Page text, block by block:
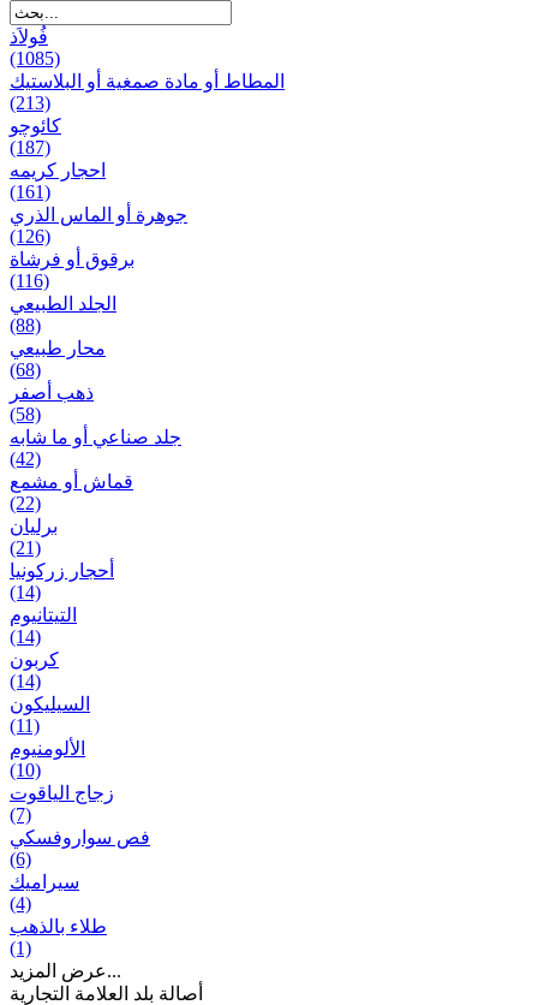
فُولاَذ
(1085)
المطاط أو مادة صمغية أو البلاستيك
(213)
کائوچو
(187)
احجار کریمه
(161)
جوهرة أو الماس الذري
(126)
برقوق أو فرشاة
(116)
الجلد الطبيعي
(88)
محار طبيعي
(68)
ذهب أصفر
(58)
جلد صناعي أو ما شابه
(42)
قماش أو مشمع
(22)
برلیان
(21)
أحجار زركونيا
(14)
التيتانيوم
(14)
كربون
(14)
السيليكون
(11)
الألومنيوم
(10)
زجاج الياقوت
(7)
فص سواروفسكي
(6)
سيراميك
(4)
طلاء بالذهب
(1)
عرض المزيد...
أصالة بلد العلامة التجارية